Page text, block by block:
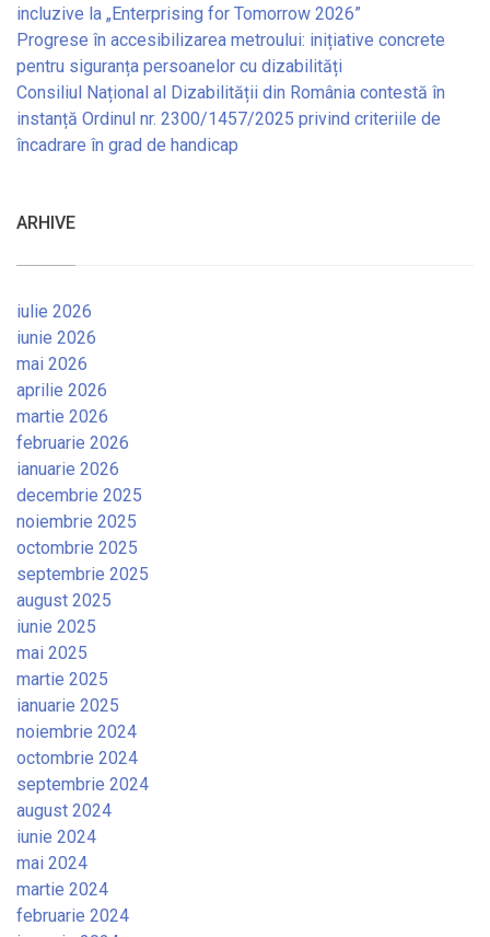
incluzive la „Enterprising for Tomorrow 2026”
Progrese în accesibilizarea metroului: inițiative concrete
pentru siguranța persoanelor cu dizabilități
Consiliul Național al Dizabilității din România contestă în
instanță Ordinul nr. 2300/1457/2025 privind criteriile de
încadrare în grad de handicap
ARHIVE
iulie 2026
iunie 2026
mai 2026
aprilie 2026
martie 2026
februarie 2026
ianuarie 2026
decembrie 2025
noiembrie 2025
octombrie 2025
septembrie 2025
august 2025
iunie 2025
mai 2025
martie 2025
ianuarie 2025
noiembrie 2024
octombrie 2024
septembrie 2024
august 2024
iunie 2024
mai 2024
martie 2024
februarie 2024